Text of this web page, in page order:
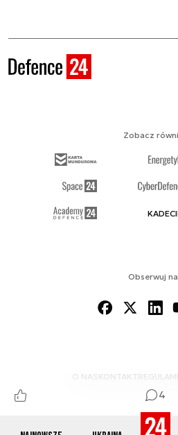
4
Obserwuj
O NAS KONTAKT
Zobacz